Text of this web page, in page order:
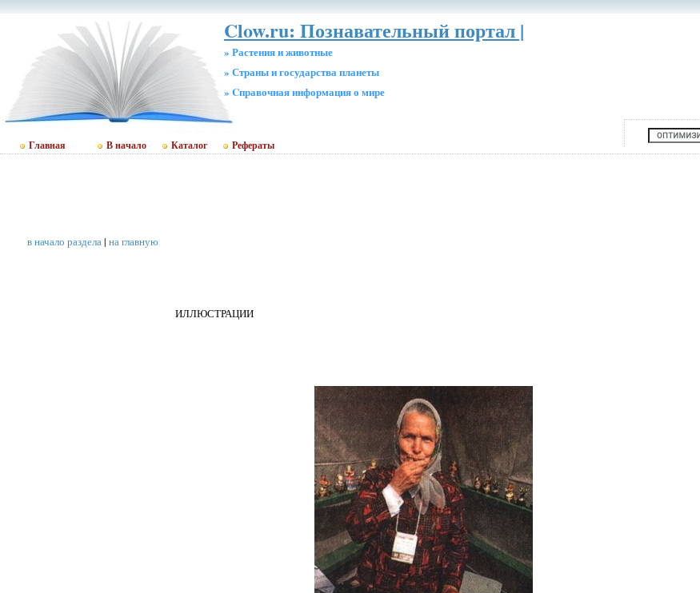
Clow.ru: Познавательный портал |
» Растения и животные
» Страны и государства планеты
» Cправочная информация о мире
Главная В начало Каталог Рефераты
в начало раздела| на главную
ИЛЛЮСТРАЦИИ